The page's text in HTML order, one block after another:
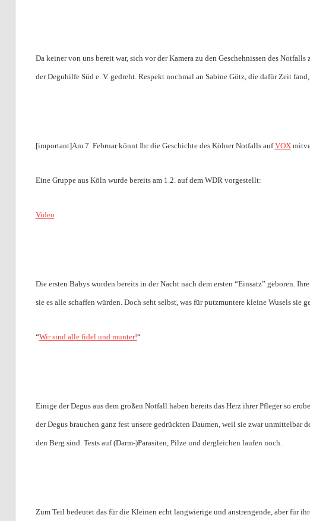
Da keiner von uns bereit war, sich vor der Kamera zu den Geschehnissen des
der Deguhilfe Süd e. V. gedreht. Respekt nochmal an Sabine Götz, die dafür Zeit
[important]Am 7. Februar könnt Ihr die Geschichte des Kölner Notfalls aufVOX
Eine Gruppe aus Köln wurde bereits am 1.2. auf dem WDR vorgestellt:
Video
Die ersten Babys wurden bereits in der Nacht nach dem ersten “Einsatz” geboren.
sie es alle schaffen würden. Doch seht selbst, was für putzmuntere kleine Wusels sie
“Wir sind alle fidel und munter!“
Einige der Degus aus dem großen Notfall haben bereits das Herz ihrer Pfleger so
der Degus brauchen ganz fest unsere gedrückten Daumen, weil sie zwar unmittelbar
den Berg sind. Tests auf (Darm-)Parasiten, Pilze und dergleichen laufen noch.
Zum Teil bedeutet das für die Kleinen echt langwierige und anstrengende, aber für